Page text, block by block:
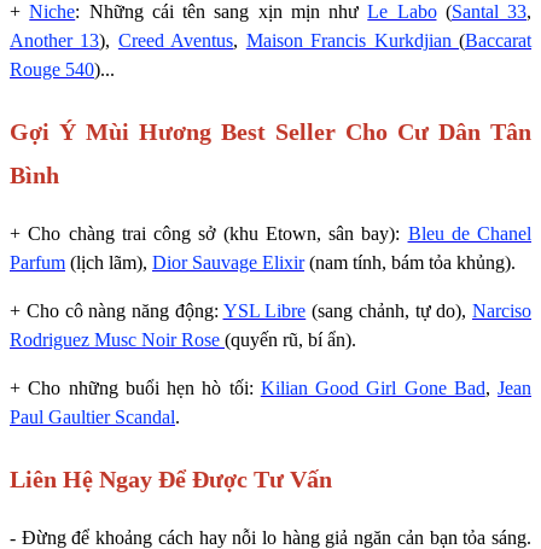
+Niche: Những cái tên sang xịn mịn nhưLe Labo(Santal 33,
Another 13), Creed Aventus, Maison Francis Kurkdjian(Baccarat
Rouge 540)...
Gợi Ý Mùi Hương Best Seller Cho Cư Dân Tân
Bình
+ Cho chàng trai công sở (khu Etown, sân bay): Bleu de Chanel
Parfum (lịch lãm), Dior Sauvage Elixir(nam tính, bám tỏa khủng).
+ Cho cô nàng năng động: YSL Libre (sang chảnh, tự do), Narciso
Rodriguez Musc Noir Rose (quyến rũ, bí ẩn).
+ Cho những buổi hẹn hò tối: Kilian Good Girl Gone Bad, Jean
Paul Gaultier Scandal.
Liên Hệ Ngay Để Được Tư Vấn
- Đừng để khoảng cách hay nỗi lo hàng giả ngăn cản bạn tỏa sáng.